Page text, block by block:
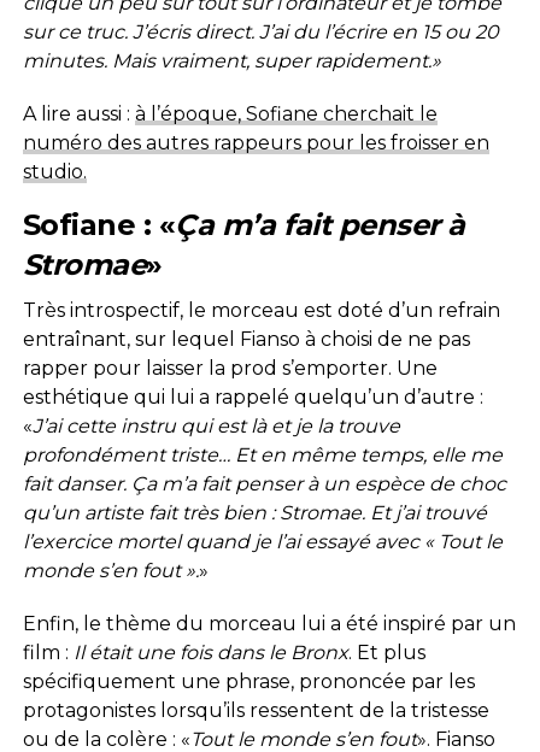
sur ce truc. J’écris direct. J’ai du l’écrire en 15 ou 20
minutes. Mais vraiment, super rapidement.»
A lire aussi : à l’époque, Sofiane cherchait le
numéro des autres rappeurs pour les froisser en
studio.
Sofiane : «Ça m’a fait penser à
Stromae»
Très introspectif, le morceau est doté d’un refrain
entraînant, sur lequel Fianso à choisi de ne pas
rapper pour laisser la prod s’emporter. Une
esthétique qui lui a rappelé quelqu’un d’autre :
«J’ai cette instru qui est là et je la trouve
profondément triste… Et en même temps, elle me
fait danser. Ça m’a fait penser à un espèce de choc
qu’un artiste fait très bien : Stromae. Et j’ai trouvé
l’exercice mortel quand je l’ai essayé avec « Tout le
monde s’en fout ».»
Enfin, le thème du morceau lui a été inspiré par un
film : Il était une fois dans le Bronx. Et plus
spécifiquement une phrase, prononcée par les
protagonistes lorsqu’ils ressentent de la tristesse
ou de la colère : «Tout le monde s’en fout». Fianso